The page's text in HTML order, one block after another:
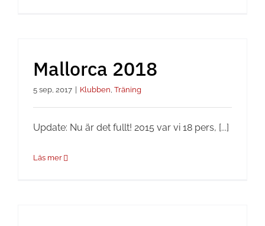
Mallorca 2018
5 sep, 2017 Klubben, Träning
Update: Nu är det fullt! 2015 var vi 18 pers, [...]
Läs mer